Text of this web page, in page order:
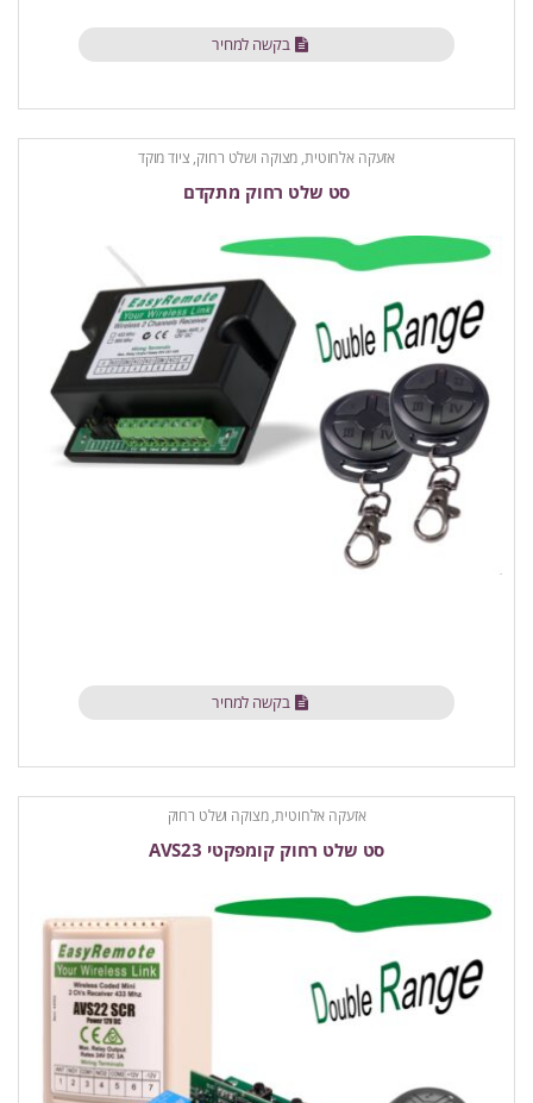
בקשה למחיר
אזעקה אלחוטית, מצוקה ושלט רחוק, ציוד מוקד
סט שלט רחוק מתקדם
בקשה למחיר
אזעקה אלחוטית,מצוקה ושלט רחוק
סט שלט רחוק קומפקטי AVS23